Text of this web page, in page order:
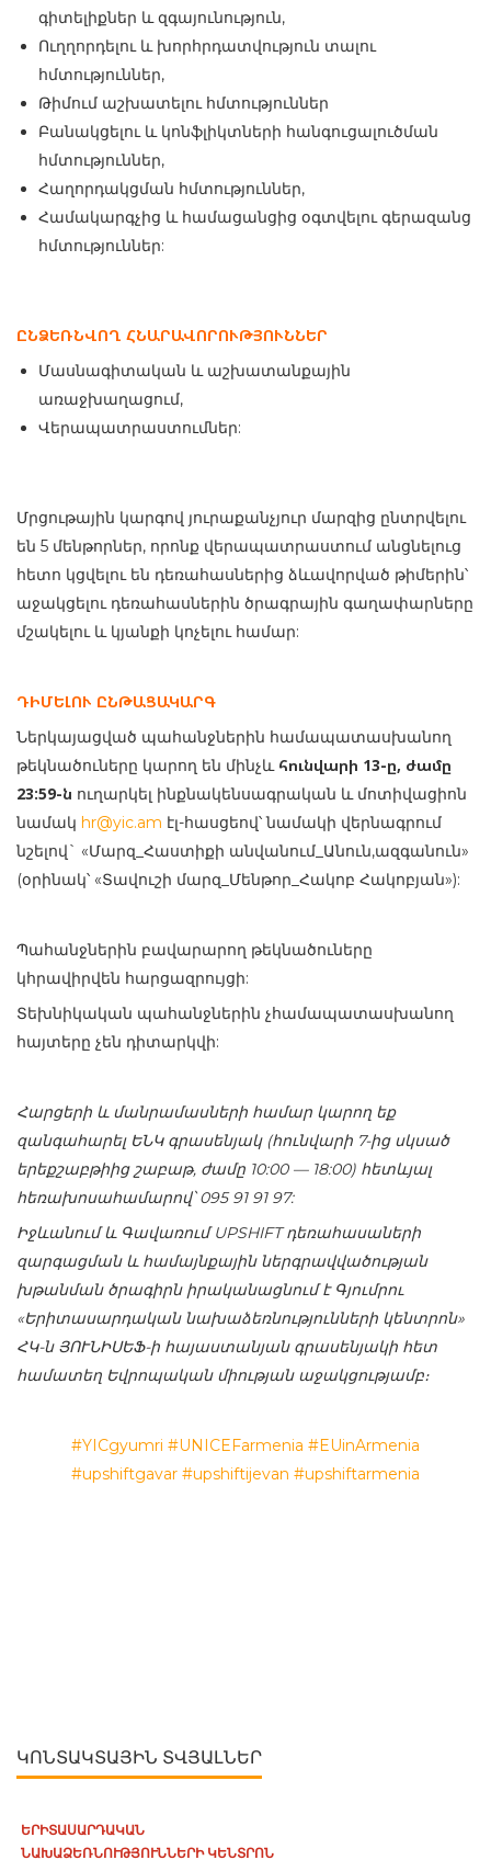
գիտելիքներ և զգայունություն,
Ուղղորդելու և խորհրդատվություն տալու
հմտություններ,
Թիմում աշխատելու հմտություններ
Բանակցելու և կոնֆլիկտների հանգուցալուծման
հմտություններ,
Հաղորդակցման հմտություններ,
Համակարգչից և համացանցից օգտվելու գերազանց
հմտություններ:
ԸՆՁԵՌՆՎՈՂ ՀՆԱՐԱՎՈՐՈՒԹՅՈՒՆՆԵՐ
Մասնագիտական և աշխատանքային
առաջխաղացում,
Վերապատրաստումներ:
Մրցութային կարգով յուրաքանչյուր մարզից ընտրվելու
են 5 մենթորներ, որոնք վերապատրաստում անցնելուց
հետո կցվելու են դեռահասներից ձևավորված թիմերին՝
աջակցելու դեռահասներին ծրագրային գաղափարները
մշակելու և կյանքի կոչելու համար:
ԴԻՄԵԼՈՒ ԸՆԹԱՑԱԿԱՐԳ
Ներկայացված պահանջներին համապատասխանող
թեկնածուները կարող են մինչևհունվարի 13-ը, ժամը
23:59-ն ուղարկել ինքնակենսագրական և մոտիվացիոն
նամակ hr@yic.am էլ-հասցեով՝ նամակի վերնագրում
նշելով` «Մարզ_Հաստիքի անվանում_Անուն,ազգանուն»
(օրինակ՝ «Տավուշի մարզ_Մենթոր_Հակոբ Հակոբյան»):
Պահանջներին բավարարող թեկնածուները
կհրավիրվեն հարցազրույցի:
Տեխնիկական պահանջներին չհամապատասխանող
հայտերը չեն դիտարկվի:
Հարցերի և մանրամասների համար կարող եք
զանգահարել ԵՆԿ գրասենյակ (հունվարի 7-ից սկսած
երեքշաբթիից շաբաթ, ժամը 10:00 — 18:00) հետևյալ
հեռախոսահամարով՝ 095 91 91 97:
Իջևանում և Գավառում UPSHIFT դեռահասաների
զարգացման և համայնքային ներգրավվածության
խթանման ծրագիրն իրականացնում է Գյումրու
«Երիտասարդական նախաձեռնությունների կենտրոն»
ՀԿ-ն ՅՈՒՆԻՍԵՖ-ի հայաստանյան գրասենյակի հետ
համատեղ Եվրոպական միության աջակցությամբ։
#YICgyumri #UNICEFarmenia #EUinArmenia
#upshiftgavar #upshiftijevan #upshiftarmenia
ԿՈՆՏԱԿՏԱՅԻՆ ՏՎՅԱԼՆԵՐ
ԵՐԻՏԱՍԱՐԴԱԿԱՆ
ՆԱԽԱՁԵՌՆՈՒԹՅՈՒՆՆԵՐԻ ԿԵՆՏՐՈՆ